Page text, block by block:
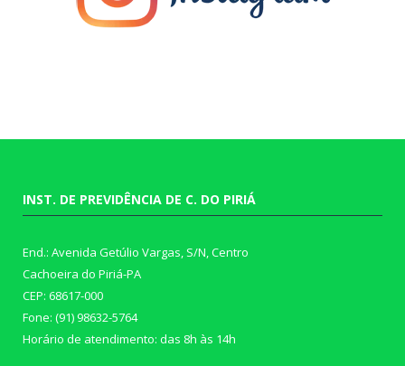
INST. DE PREVIDÊNCIA DE C. DO PIRIÁ
End.: Avenida Getúlio Vargas, S/N, Centro
Cachoeira do Piriá-PA
CEP: 68617-000
Fone: (91) 98632-5764
Horário de atendimento: das 8h às 14h